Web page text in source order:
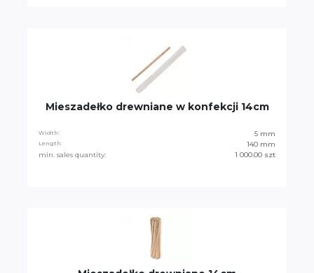
Mieszadełko drewniane w konfekcji 14cm
Width: 5 mm
Length:
140 mm
min. sales quantity:
1 000.00 szt